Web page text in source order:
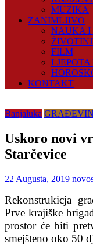
MUZIKA
ZANIMLJIVO
NAUKA I
FILM
KONTAKT
Banjaluka
Uskoro novi
Starčevice
22 Augusta, 2019
Rekonstrukicja
Prve krajiške
prostor će biti
smejšteno oko 50